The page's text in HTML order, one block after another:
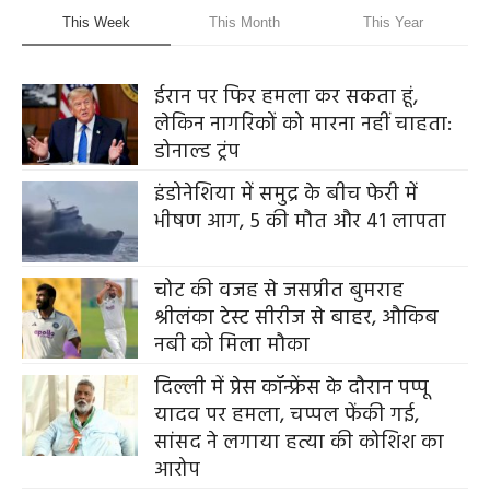
This Week This Month This Year
ईरान पर फिर हमला कर सकता हूं,
लेकिन नागरिकों को मारना नहीं चाहता:
डोनाल्ड ट्रंप
इंडोनेशिया में समुद्र के बीच फेरी में
भीषण आग, 5 की मौत और 41 लापता
चोट की वजह से जसप्रीत बुमराह
श्रीलंका टेस्ट सीरीज से बाहर, औकिब
नबी को मिला मौका
दिल्ली में प्रेस कॉन्फ्रेंस के दौरान पप्पू
यादव पर हमला, चप्पल फेंकी गई,
सांसद ने लगाया हत्या की कोशिश का
आरोप